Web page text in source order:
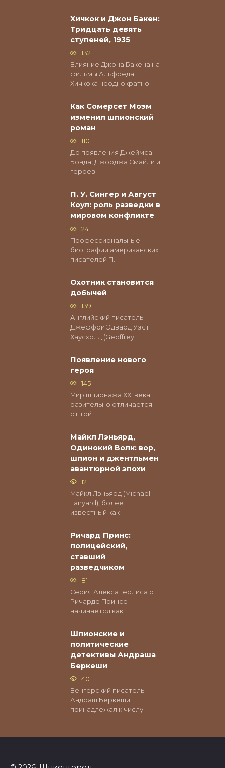
Хичкок и Джон Бакен:
Тридцать девять
ступеней, 1935
132
Влияние Джона Бакена на
фильмы Альфреда
Хичкока неоднократно
Как Сомерсет Моэм
изменил шпионский
роман
110
До появления Джеймса
Бонда, Джорджа Смайли и
героев
П. У. Сингер и Август
Коул: роль разведки в
мировом конфликте
24
Профессиональные
биографии американских
писателей П.
Охотник становится
добычей
139
Английский писатель
Джеффри Эдвард Уэст
Хаусхолд (Geoffrey
Появление нового
героя
145
Мир шпионажа XXI века
разительно отличается
от той
Майкл Лэньярд,
Одинокий Волк: вор,
шпион и джентльмен
авантюрной эпохи
121
Майкл Лэньярд (Michael
Lanyard), более
известный как
Ричард Принс:
полицейский,
ставший
разведчиком
81
Серия Алекса Герлиса о
Ричарде Принсе
начинается как
Шпионские и
политические
детективы Андраша
Беркеши
40
Венгерский писатель
Андраш Беркеши
принадлежал к числу